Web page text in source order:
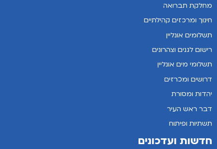
מחלקת תברואה
חינוך ומרכזים קהילתיים
תשלומים אונליין
רישום לגנים וצהרונים
תשלומי מים אונליין
דרושים ומכרזים
יהדות ומסורת
דבר ראש העיר
תשתיות ופיתוח
חדשות ועדכונים